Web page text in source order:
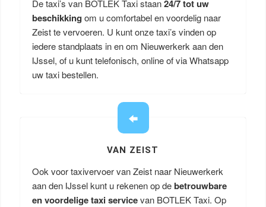
De taxi’s van BOTLEK Taxi staan24/7 tot uw
beschikking om u comfortabel en voordelig naar
Zeist te vervoeren. U kunt onze taxi’s vinden op
iedere standplaats in en om Nieuwerkerk aan den
IJssel, of u kunt telefonisch, online of via Whatsapp
uw taxi bestellen.
VAN ZEIST
Ook voor taxivervoer van Zeist naar Nieuwerkerk
aan den IJssel kunt u rekenen op debetrouwbare
en voordelige taxi servicevan BOTLEK Taxi. Op